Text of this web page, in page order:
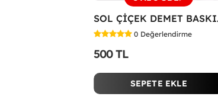
SOL
0 Değerlendirme
500 TL
SEPETE EKLE